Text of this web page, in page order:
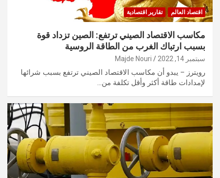
اقتصاد العالم تقارير اقتصادية
مكاسب الاقتصاد الصيني ترتفع: الصين تزداد قوة
بسبب ارتباك الغرب من الطاقة الروسية
سبتمبر 14, 2022 Majde Nouri
رويترز – يبدو أن مكاسب الاقتصاد الصيني ترتفع بسبب شرائها
لإمدادات طاقة أكثر وأقل تكلفة من…